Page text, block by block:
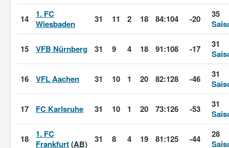
14
1. FC
Wiesbaden
31 11 2 18 84:104 -20
35
15 VFB Nürnberg 31 9 4 18 91:108 -17
31
16 VFL Aachen 31 10 1 20 82:128 -46
31
17 FC Karlsruhe 31 10 1 20 73:126 -53
31
18
1. FC
Frankfurt(AB) 31 8 4 19 81:125 -44
28